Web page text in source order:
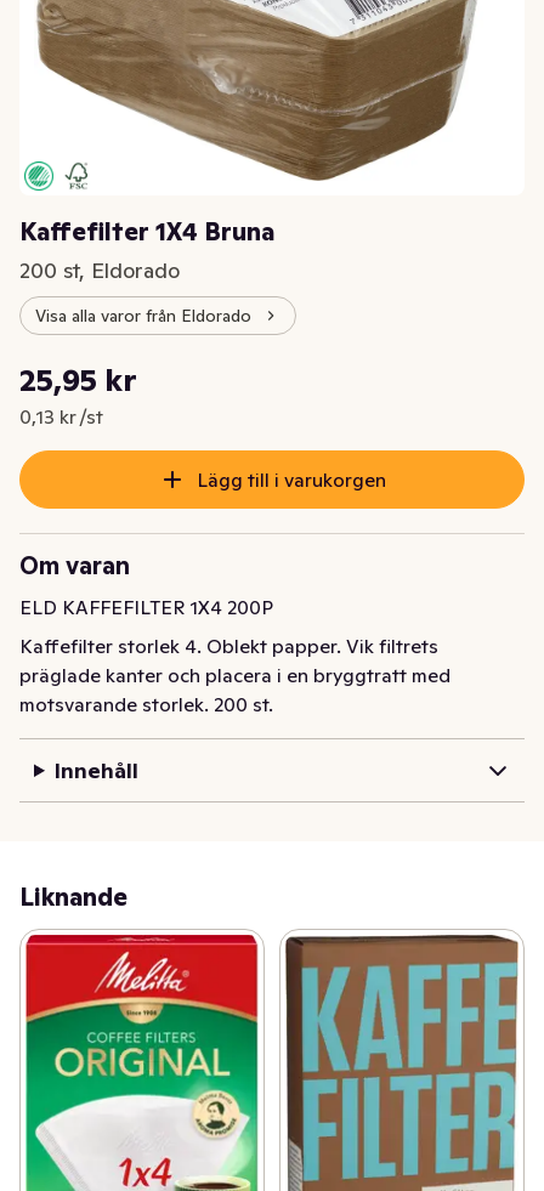
Kaffefilter 1X4 Bruna
200 st, Eldorado
Visa alla varor från Eldorado
Nuvarande pris är: 25,95 kr
25,95 kr
0,13 kr /st
Styckpris: 0,13 kr /st
Lägg till i varukorgen
Om varan
ELD KAFFEFILTER 1X4 200P
Kaffefilter storlek 4. Oblekt papper. Vik filtrets
präglade kanter och placera i en bryggtratt med
motsvarande storlek. 200 st.
Innehåll
Liknande